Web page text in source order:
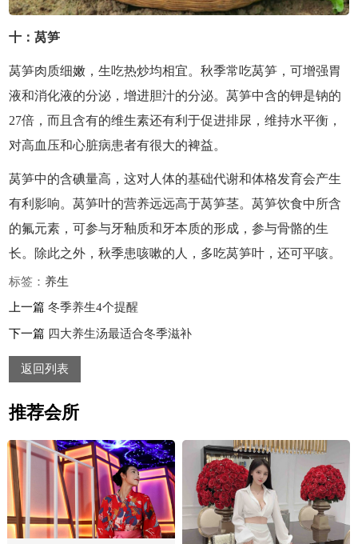
十：莴笋
莴笋肉质细嫩，生吃热炒均相宜。秋季常吃莴笋，可增强胃
液和消化液的分泌，增进胆汁的分泌。莴笋中含的钾是钠的
27倍，而且含有的维生素还有利于促进排尿，维持水平衡，
对高血压和心脏病患者有很大的裨益。
莴笋中的含碘量高，这对人体的基础代谢和体格发育会产生
有利影响。莴笋叶的营养远远高于莴笋茎。莴笋饮食中所含
的氟元素，可参与牙釉质和牙本质的形成，参与骨骼的生
长。除此之外，秋季患咳嗽的人，多吃莴笋叶，还可平咳。
标签： 养生
上一篇冬季养生4个提醒
下一篇 四大养生汤最适合冬季滋补
返回列表
推荐会所